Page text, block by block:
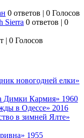
0 ответов | 0 Голосов
Sierra 0 ответов | 0
| 0 Голосов
новогодней елки»
Димки Кармия» 1960
в Одессе» 2016
в зимней Ялте»
1955